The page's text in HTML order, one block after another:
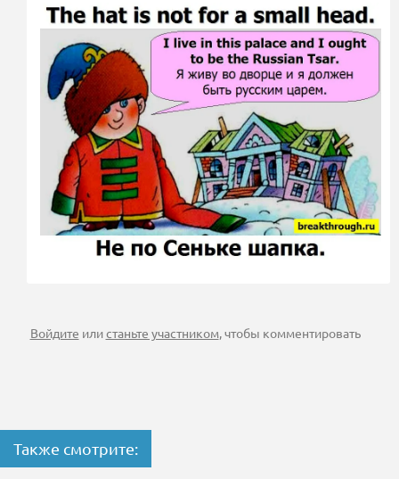
Войдите илистаньте участником, чтобы комментировать
Также смотрите: